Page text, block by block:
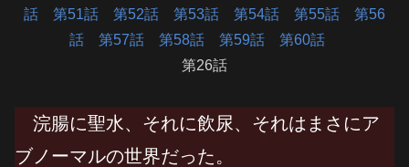
話 第51話 第52話 第53話 第54話 第55話 第56
話 第57話 第58話 第59話 第60話
第26話
浣腸に聖水、それに飲尿、それはまさにア
ブノーマルの世界だった。